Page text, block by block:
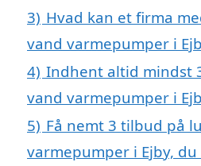
3) Hvad kan et firma
vand varmepumper i
4) Indhent altid mindst
vand varmepumper i
5) Få nemt 3 tilbud på
varmepumper i Ejby,